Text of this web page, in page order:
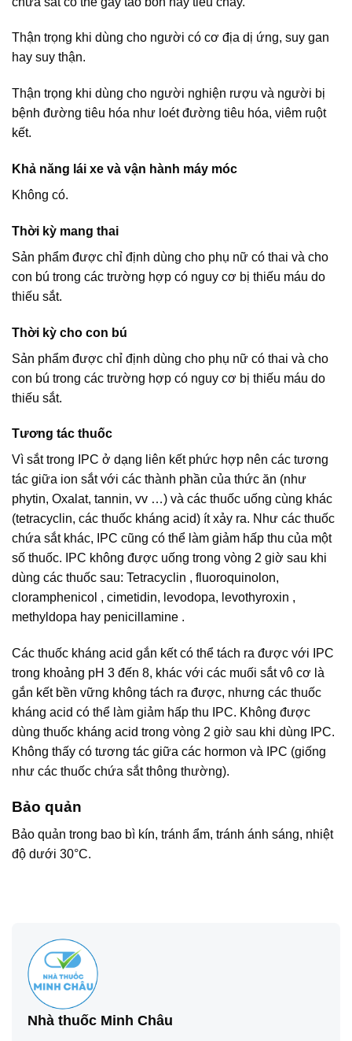
Thận trọng khi dùng cho người có cơ địa dị ứng, suy gan
hay suy thận.
Thận trọng khi dùng cho người nghiện rượu và người bị
bệnh đường tiêu hóa như loét đường tiêu hóa, viêm ruột
kết.
Khả năng lái xe và vận hành máy móc
Không có.
Thời kỳ mang thai
Sản phẩm được chỉ định dùng cho phụ nữ có thai và cho
con bú trong các trường hợp có nguy cơ bị thiếu máu do
thiếu sắt.
Thời kỳ cho con bú
Sản phẩm được chỉ định dùng cho phụ nữ có thai và cho
con bú trong các trường hợp có nguy cơ bị thiếu máu do
thiếu sắt.
Tương tác thuốc
Vì sắt trong IPC ở dạng liên kết phức hợp nên các tương
tác giữa ion sắt với các thành phần của thức ăn (như
phytin, Oxalat, tannin, vv …) và các thuốc uống cùng khác
(tetracyclin, các thuốc kháng acid) ít xảy ra. Như các thuốc
chứa sắt khác, IPC cũng có thể làm giảm hấp thu của một
số thuốc. IPC không được uống trong vòng 2 giờ sau khi
dùng các thuốc sau: Tetracyclin , fluoroquinolon,
cloramphenicol , cimetidin, levodopa, levothyroxin ,
methyldopa hay penicillamine .
Các thuốc kháng acid gắn kết có thể tách ra được với IPC
trong khoảng pH 3 đến 8, khác với các muối sắt vô cơ là
gắn kết bền vững không tách ra được, nhưng các thuốc
kháng acid có thể làm giảm hấp thu IPC. Không được
dùng thuốc kháng acid trong vòng 2 giờ sau khi dùng IPC.
Không thấy có tương tác giữa các hormon và IPC (giống
như các thuốc chứa sắt thông thường).
Bảo quản
Bảo quản trong bao bì kín, tránh ẩm, tránh ánh sáng, nhiệt
độ dưới 30°C.
Nhà thuốc Minh Châu